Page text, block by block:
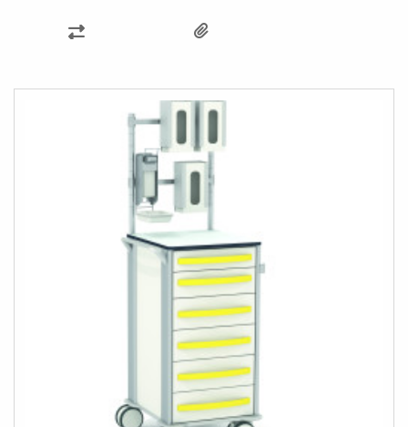
ÖSSZEHASONLÍTÁSHOZ